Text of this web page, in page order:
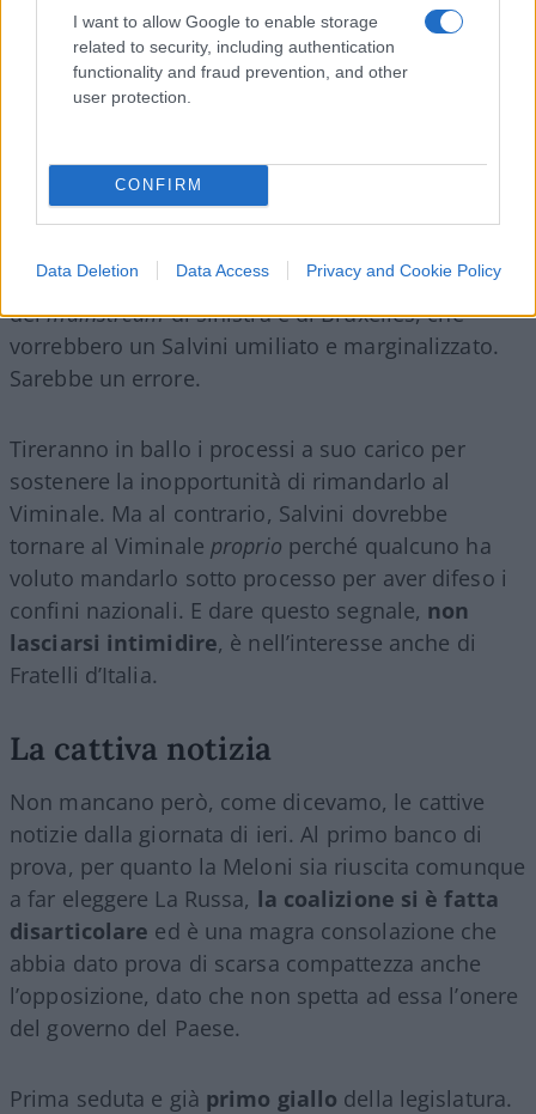
I want to allow Google to enable storage
related to security, including authentication
functionality and fraud prevention, and other
user protection.
CONFIRM
Data Deletion Data Access Privacy and Cookie Policy
tenerselo stretto, e instaurare un dialogo diretto
con lui in Cdm, piuttosto che averlo distante e
rancoroso.
essendoci sostanziali divergenze programmatiche
con la Lega in materia di sicurezza e
Vorrebbe dire piegarsiai veti dell’opposizione,
delmainstreamdi sinistra e di Bruxelles, che
vorrebbero un Salvini umiliato e marginalizzato.
Sarebbe un errore.
Tireranno in ballo i processi a suo carico per
sostenere la inopportunità di rimandarlo al
Viminale. Ma al contrario, Salvini dovrebbe
tornare al Viminale proprio perché qualcuno ha
voluto mandarlo sotto processo per aver difeso i
confini nazionali. E dare questo segnale, non
lasciarsi intimidire, è nell’interesse anche di
Fratelli d’Italia.
La cattiva notizia
Non mancano però, come dicevamo, le cattive
notizie dalla giornata di ieri. Al primo banco di
prova, per quanto la Meloni sia riuscita comunque
a far eleggere La Russa, la coalizione si è fatta
disarticolare ed è una magra consolazione che
abbia dato prova di scarsa compattezza anche
l’opposizione, dato che non spetta ad essa l’onere
del governo del Paese.
Prima seduta e già primo giallo della legislatura.